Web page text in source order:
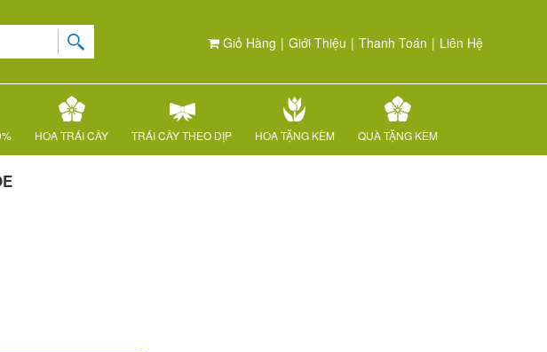
Giỏ Hàng | Giới Thiệu | Thanh Toán | Liên Hệ
HOA TRÁI CÂY TRÁI CÂY THEO DỊP HOA TẶNG KÈM QUÀ TẶNG KÈM